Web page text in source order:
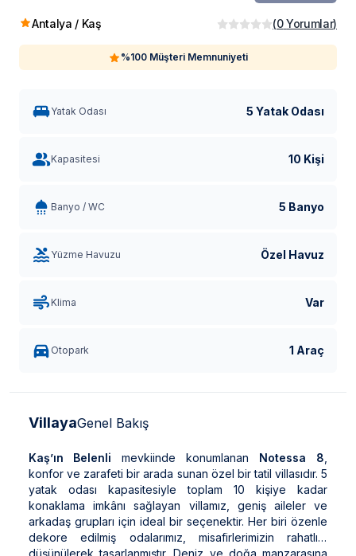
Antalya / Kaş (0 Yorumlar)
%100 Müşteri Memnuniyeti
Yatak Odası 5 Yatak Odası
Kapasitesi 10 Kişi
Banyo / WC 5 Banyo
Yüzme Havuzu Özel Havuz
Klima Var
Otopark 1 Araç
VillayaGenel Bakış
Kaş’ın Belenli mevkiinde konumlanan Notessa 8
konfor ve zarafeti bir arada sunan özel bir tatil villasıdır. 5
yatak odası kapasitesiyle toplam 10 kişiye kadar
konaklama imkânı sağlayan villamız, geniş aileler ve
arkadaş grupları için ideal bir seçenektir. Her biri özenle
dekore edilmiş odalarımız, misafirlerimizin rahatlığı
düşünülerek tasarlanmıştır. Deniz ve doğa manzarasına